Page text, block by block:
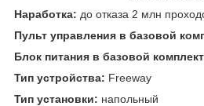
Наработка: до отказа 2 млн
Пульт управления в базовой
Блок питания в базовой
Тип устройства: Freeway
Тип установки: напольный